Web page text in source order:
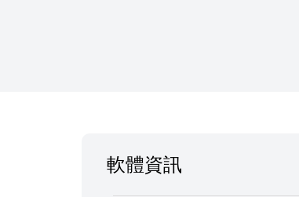
軟體資訊